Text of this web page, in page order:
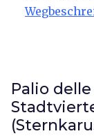
Palio